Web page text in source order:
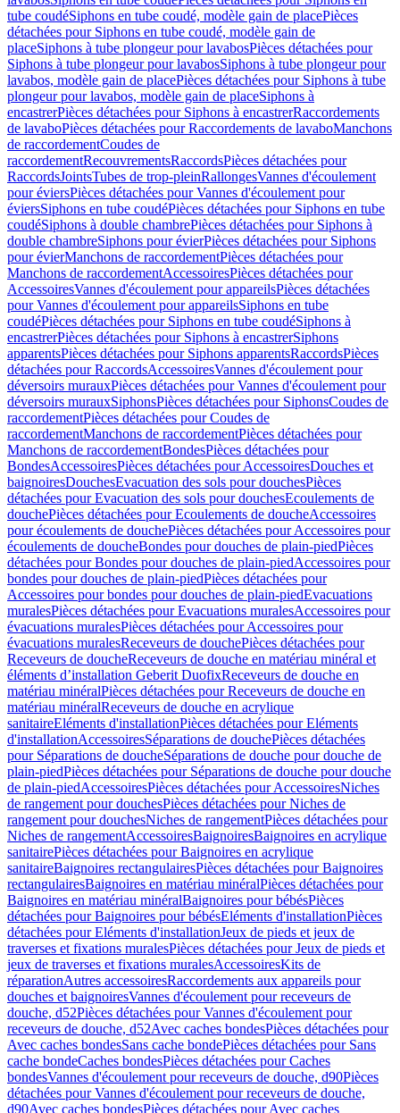
tube coudéSiphons en tube coudé, modèle gain de placePièces
détachées pour Siphons en tube coudé, modèle gain de
placeSiphons à tube plongeur pour lavabosPièces détachées pour
Siphons à tube plongeur pour lavabosSiphons à tube plongeur pour
lavabos, modèle gain de placePièces détachées pour Siphons à tube
plongeur pour lavabos, modèle gain de placeSiphons à
encastrerPièces détachées pour Siphons à encastrerRaccordements
de lavaboPièces détachées pour Raccordements de lavaboManchons
de raccordementCoudes de
raccordementRecouvrementsRaccordsPièces détachées pour
RaccordsJointsTubes de trop-pleinRallongesVannes d'écoulement
pour éviersPièces détachées pour Vannes d'écoulement pour
éviersSiphons en tube coudéPièces détachées pour Siphons en tube
coudéSiphons à double chambrePièces détachées pour Siphons à
double chambreSiphons pour évierPièces détachées pour Siphons
pour évierManchons de raccordementPièces détachées pour
Manchons de raccordementAccessoiresPièces détachées pour
AccessoiresVannes d'écoulement pour appareilsPièces détachées
pour Vannes d'écoulement pour appareilsSiphons en tube
coudéPièces détachées pour Siphons en tube coudéSiphons à
encastrerPièces détachées pour Siphons à encastrerSiphons
apparentsPièces détachées pour Siphons apparentsRaccordsPièces
détachées pour RaccordsAccessoiresVannes d'écoulement pour
déversoirs murauxPièces détachées pour Vannes d'écoulement pour
déversoirs murauxSiphonsPièces détachées pour SiphonsCoudes de
raccordementPièces détachées pour Coudes de
raccordementManchons de raccordementPièces détachées pour
Manchons de raccordementBondesPièces détachées pour
BondesAccessoiresPièces détachées pour AccessoiresDouches et
baignoiresDouchesEvacuation des sols pour douchesPièces
détachées pour Evacuation des sols pour douchesEcoulements de
douchePièces détachées pour Ecoulements de doucheAccessoires
pour écoulements de douchePièces détachées pour Accessoires pour
écoulements de doucheBondes pour douches de plain-piedPièces
détachées pour Bondes pour douches de plain-piedAccessoires pour
bondes pour douches de plain-piedPièces détachées pour
Accessoires pour bondes pour douches de plain-piedEvacuations
muralesPièces détachées pour Evacuations muralesAccessoires pour
évacuations muralesPièces détachées pour Accessoires pour
évacuations muralesReceveurs de douchePièces détachées pour
Receveurs de doucheReceveurs de douche en matériau minéral et
éléments d’installation Geberit DuofixReceveurs de douche en
matériau minéralPièces détachées pour Receveurs de douche en
matériau minéralReceveurs de douche en acrylique
sanitaireEléments d'installationPièces détachées pour Eléments
d'installationAccessoiresSéparations de douchePièces détachées
pour Séparations de doucheSéparations de douche pour douche de
plain-piedPièces détachées pour Séparations de douche pour douche
de plain-piedAccessoiresPièces détachées pour AccessoiresNiches
de rangement pour douchesPièces détachées pour Niches de
rangement pour douchesNiches de rangementPièces détachées pour
Niches de rangementAccessoiresBaignoiresBaignoires en acrylique
sanitairePièces détachées pour Baignoires en acrylique
sanitaireBaignoires rectangulairesPièces détachées pour Baignoires
rectangulairesBaignoires en matériau minéralPièces détachées pour
Baignoires en matériau minéralBaignoires pour bébésPièces
détachées pour Baignoires pour bébésEléments d'installationPièces
détachées pour Eléments d'installationJeux de pieds et jeux de
traverses et fixations muralesPièces détachées pour Jeux de pieds et
jeux de traverses et fixations muralesAccessoiresKits de
réparationAutres accessoiresRaccordements aux appareils pour
douches et baignoiresVannes d'écoulement pour receveurs de
douche, d52Pièces détachées pour Vannes d'écoulement pour
receveurs de douche, d52Avec caches bondesPièces détachées pour
Avec caches bondesSans cache bondePièces détachées pour Sans
cache bondeCaches bondesPièces détachées pour Caches
bondesVannes d'écoulement pour receveurs de douche, d90Pièces
détachées pour Vannes d'écoulement pour receveurs de douche,
d90Avec caches bondesPièces détachées pour Avec caches